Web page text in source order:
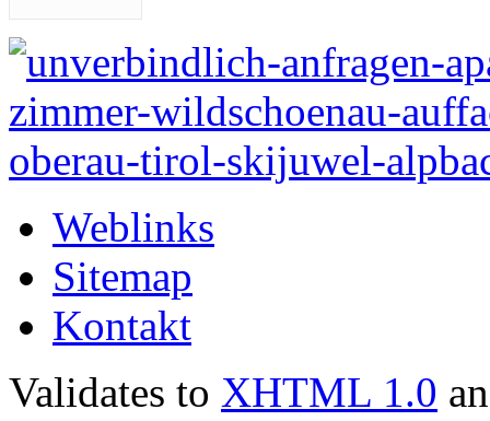
Weblinks
Sitemap
Kontakt
Validates to XHTML 1.0